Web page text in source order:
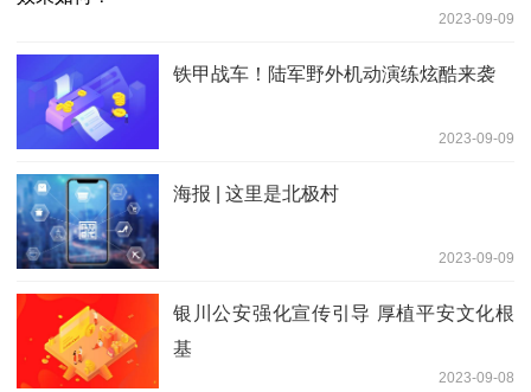
2023-09-09
铁甲战车！陆军野外机动演练炫酷来袭
2023-09-09
海报 | 这里是北极村
2023-09-09
银川公安强化宣传引导 厚植平安文化根
基
2023-09-08